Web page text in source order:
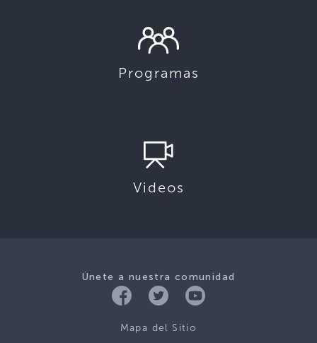
Programas
Videos
Únete a nuestra comunidad
Mapa del Sitio